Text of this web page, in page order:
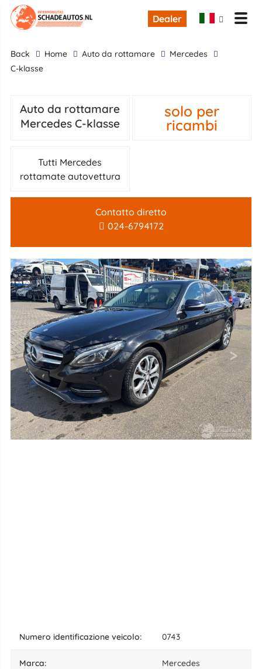
Dealer
back Home Auto da rottamare
Mercedes
C-klasse
Auto da rottamare
Mercedes C-klasse
solo per
ricambi
Tutti Mercedes
rottamate autovettura
Contatto diretto
024-6794172
numero identificazione veicolo: 0743
marca: Mercedes